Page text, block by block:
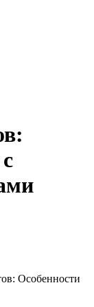
Особенности